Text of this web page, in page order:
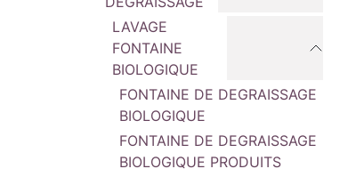
LAVAGE
FONTAINE
BIOLOGIQUE
FONTAINE DE DEGRAISSAGE
BIOLOGIQUE
FONTAINE DE DEGRAISSAGE
BIOLOGIQUE PRODUITS